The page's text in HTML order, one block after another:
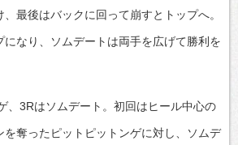
最後はバックに回って崩すとトップへ。
になり、ソムデートは両手を広げて勝利を
、3Rはソムデート。初回はヒール中心の
を奪ったピットピットンゲに対し、ソムデ